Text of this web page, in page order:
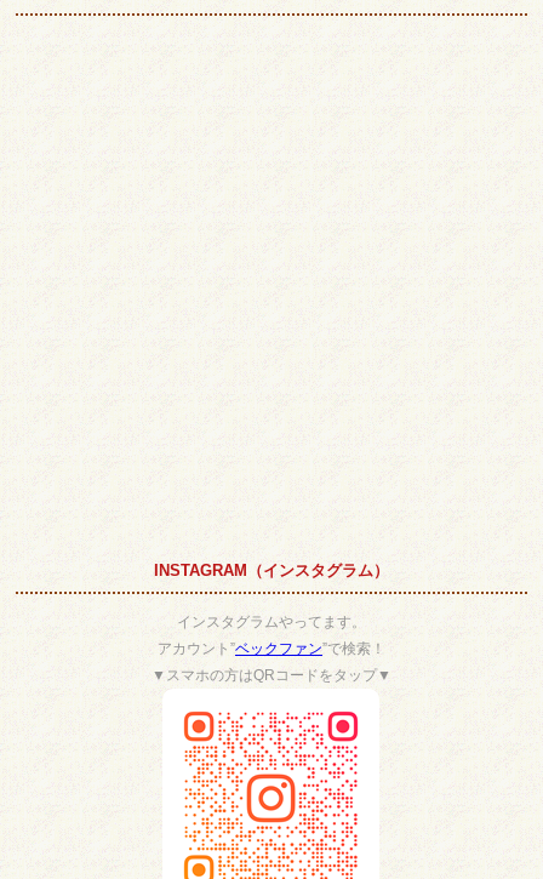
INSTAGRAM（インスタグラム）
インスタグラムやってます。
アカウント”ベックファン”で検索！
▼スマホの方はQRコードをタップ▼